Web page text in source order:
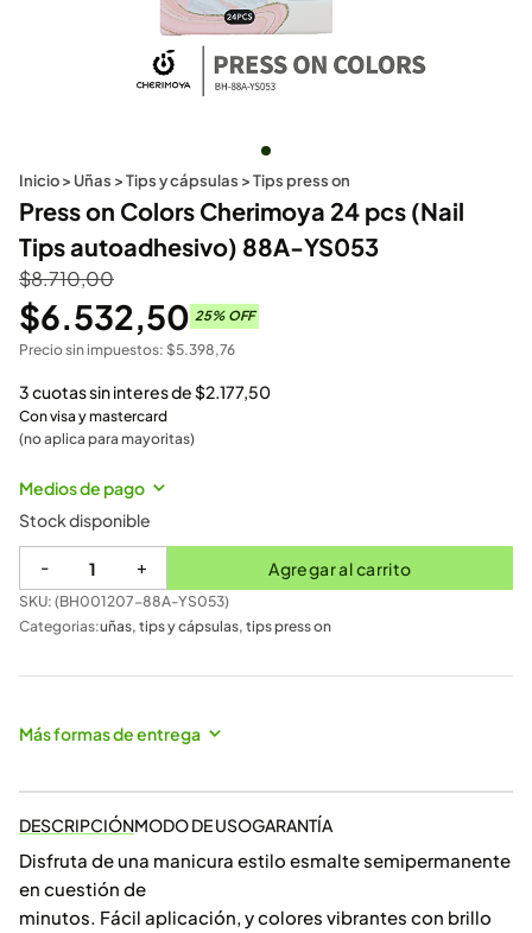
Inicio> Uñas >Tips y cápsulas >Tips press on
Press on Colors Cherimoya 24 pcs (Nail
Tips autoadhesivo) 88A-YS053
$8.710,00
$6.532,50 25% OFF
Precio sin impuestos: $5.398,76
3 cuotas sin interes de$2.177,50
Con visa y mastercard
(no aplica para mayoritas)
Medios de pago
Stock disponible
- + Agregar al carrito
SKU: (BH001207-88A-YS053)
Categorias:uñas, tips y cápsulas, tips press on
Más formas de entrega
DESCRIPCIÓNMODO DE USOGARANTÍA
Disfruta de una manicura estilo esmalte semipermanente
en cuestión de
minutos. Fácil aplicación, y colores vibrantes con brillo